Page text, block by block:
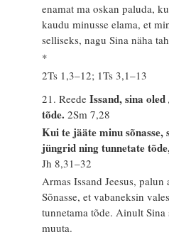
enamat ma oskan paluda,
kaudu minusse elama, et
selliseks, nagu Sina näha
*
2Ts 1,3–12; 1Ts 3,1–13
21. ReedeIssand, sina
tõde.2Sm 7,28
Kui te jääte minu sõnasse,
jüngrid ning tunnetate
Jh 8,31–32
Armas Issand Jeesus,
Sõnasse, et vabaneksin
tunnetama tõde. Ainult
muuta.